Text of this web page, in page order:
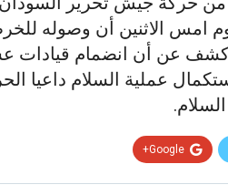
الاثنين أن وصوله
عن أن انضمام قيادات
عملية السلام داعيا
Google+